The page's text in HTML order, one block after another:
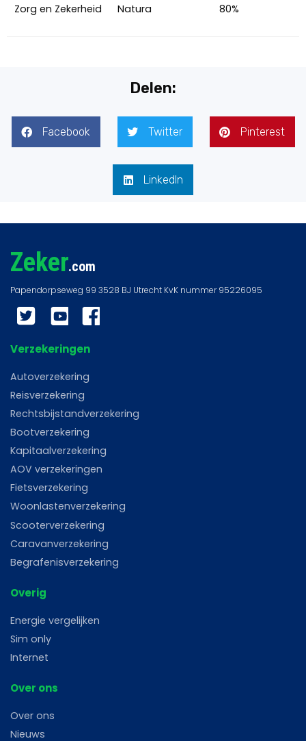
Zorg en Zekerheid Natura 80%
Delen:
Facebook Twitter Pinterest
LinkedIn
Zeker.com
Twitter YouTubeFacebook
Verzekeringen
Autoverzekering
Reisverzekering
Rechtsbijstandverzekering
Bootverzekering
Kapitaalverzekering
AOV verzekeringen
Fietsverzekering
Woonlastenverzekering
Scooterverzekering
Caravanverzekering
Begrafenisverzekering
Overig
Energie vergelijken
Sim only
Internet
Over ons
Over ons
Nieuws